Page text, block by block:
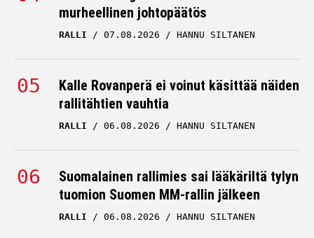
murheellinen johtopäätös
RALLI 07.08.2026 HANNU SILTANEN
Kalle Rovanperä ei voinut käsittää näiden
rallitähtien vauhtia
RALLI 06.08.2026 HANNU SILTANEN
Suomalainen rallimies sai lääkäriltä tylyn
tuomion Suomen MM-rallin jälkeen
RALLI 06.08.2026 HANNU SILTANEN